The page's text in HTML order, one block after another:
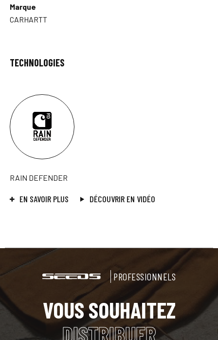
Marque
CARHARTT
TECHNOLOGIES
RAIN DEFENDER
EN SAVOIR PLUS DÉCOUVRIR EN VIDÉO
PROFESSIONNELS
VOUS SOUHAITEZ
DISTRIBUER